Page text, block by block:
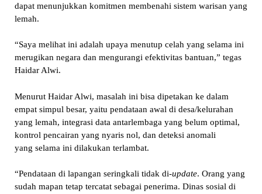
dapat menunjukkan komitmen membenahi sistem warisan yang
lemah.
“Saya melihat ini adalah upaya menutup celah yang selama ini
merugikan negara dan mengurangi efektivitas bantuan,” tegas
Haidar Alwi.
Menurut Haidar Alwi, masalah ini bisa dipetakan ke dalam
empat simpul besar, yaitu pendataan awal di desa/kelurahan
yang lemah, integrasi data antarlembaga yang belum optimal,
kontrol pencairan yang nyaris nol, dan deteksi anomali
yang selama ini dilakukan terlambat.
“Pendataan di lapangan seringkali tidak di-update. Orang yang
sudah mapan tetap tercatat sebagai penerima. Dinas sosial di